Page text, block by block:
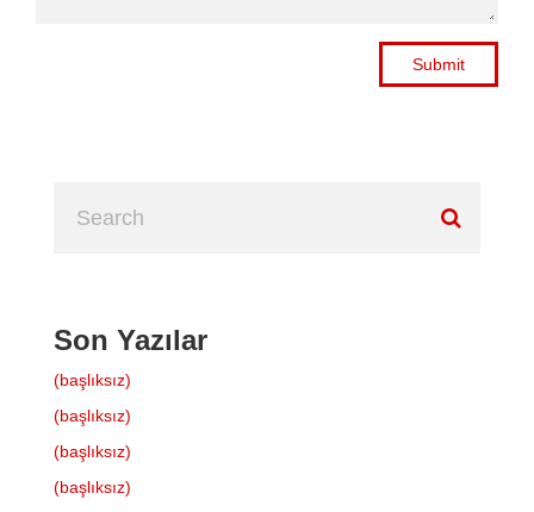
Submit
Son Yazılar
(başlıksız)
(başlıksız)
(başlıksız)
(başlıksız)